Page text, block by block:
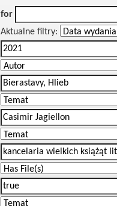
for
Aktualne filtry: